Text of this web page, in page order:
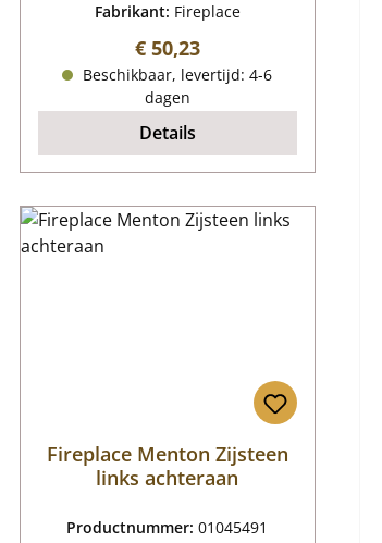
Fabrikant: Fireplace
Normale prijs:
€ 50,23
Beschikbaar, levertijd: 4-6
dagen
Details
Fireplace Menton Zijsteen
links achteraan
Productnummer:01045491